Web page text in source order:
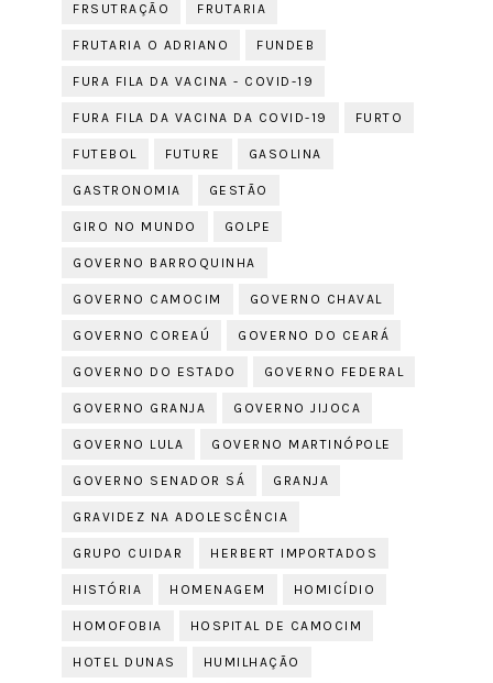
FRSUTRAÇÃO FRUTARIA
FRUTARIA O ADRIANO FUNDEB
FURA FILA DA VACINA - COVID-19
FURA FILA DA VACINA DA COVID-19 FURTO
FUTEBOL FUTURE GASOLINA
GASTRONOMIA GESTÃO
GIRO NO MUNDO GOLPE
GOVERNO BARROQUINHA
GOVERNO CAMOCIM GOVERNO CHAVAL
GOVERNO COREAÚ GOVERNO DO CEARÁ
GOVERNO DO ESTADO GOVERNO FEDERAL
GOVERNO GRANJA GOVERNO JIJOCA
GOVERNO LULA GOVERNO MARTINÓPOLE
GOVERNO SENADOR SÁ GRANJA
GRAVIDEZ NA ADOLESCÊNCIA
GRUPO CUIDAR HERBERT IMPORTADOS
HISTÓRIA HOMENAGEM HOMICÍDIO
HOMOFOBIA HOSPITAL DE CAMOCIM
HOTEL DUNAS HUMILHAÇÃO